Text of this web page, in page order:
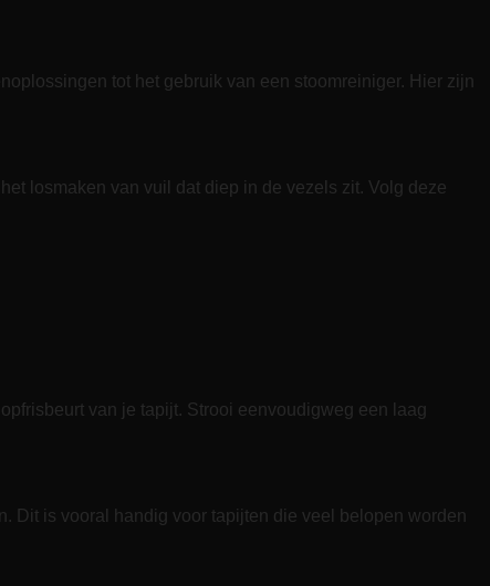
tot het gebruik van een stoomreiniger. Hier zijn
losmaken van vuil dat diep in de vezels zit. Volg deze
van je tapijt. Strooi eenvoudigweg een laag
Dit is vooral handig voor tapijten die veel belopen worden